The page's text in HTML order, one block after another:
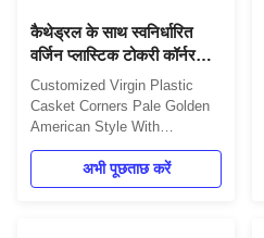
कैथेड्रल के साथ स्वनिर्धारित
वर्जिन प्लास्टिक टोकरी कॉर्नर
पीला गोल्डन अमेरिकन स्टाइल
Customized Virgin Plastic
Casket Corners Pale Golden
American Style With
Cathedral Product Details
Pale Golden PP or ABS Virgin
Plastic Funeral Coffin
अभी पूछताछ करें